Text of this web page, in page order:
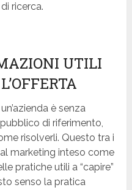
ricerca.
UTILI
è senza
di riferimento,
risolverli. Questo tra i
marketing inteso come
pratiche utili a “capire”
senso la pratica